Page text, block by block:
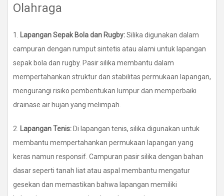
Olahraga
1. Lapangan Sepak Bola dan Rugby:Silika digunakan dalam
campuran dengan rumput sintetis atau alami untuk lapangan
sepak bola dan rugby. Pasir silika membantu dalam
mempertahankan struktur dan stabilitas permukaan lapangan,
mengurangi risiko pembentukan lumpur dan memperbaiki
drainase air hujan yang melimpah.
2. Lapangan Tenis: Di lapangan tenis, silika digunakan untuk
membantu mempertahankan permukaan lapangan yang
keras namun responsif. Campuran pasir silika dengan bahan
dasar seperti tanah liat atau aspal membantu mengatur
gesekan dan memastikan bahwa lapangan memiliki